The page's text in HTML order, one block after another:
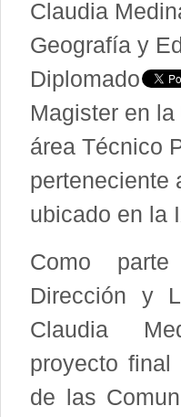
Claudia
Geografía y
Diplomado
Magister en
área Técnico
perteneciente
ubicado en la
Como
Dirección y
Claudia
proyecto final
de las